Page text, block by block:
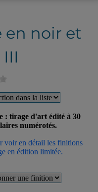
en noir et
: tirage d'art édité à 30
numérotés.
voir en détail les finitions
en édition limitée.